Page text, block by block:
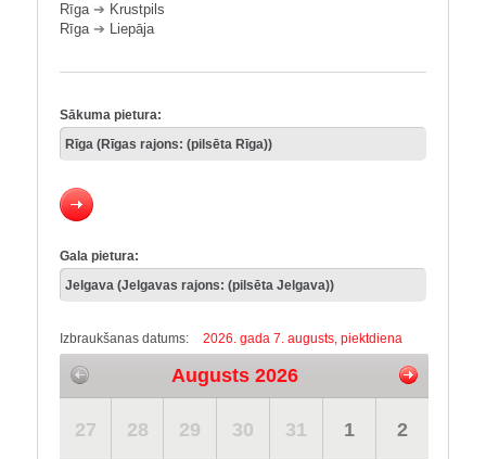
Rīga➔ Krustpils
Rīga➔ Liepāja
Sākuma pietura:
Gala pietura:
Izbraukšanas datums: 2026. gada 7. augusts, piektdiena
Augusts 2026
27 28 29 30 31 1 2